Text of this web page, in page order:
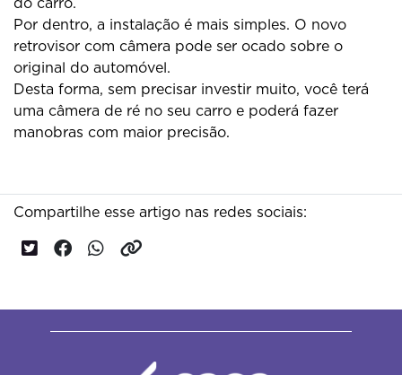
Por dentro, a instalação é mais simples. O novo
retrovisor com câmera pode ser ocado sobre o
original do automóvel.
Desta forma, sem precisar investir muito, você terá
uma câmera de ré no seu carro e poderá fazer
manobras com maior precisão.
Compartilhe esse artigo nas redes sociais: